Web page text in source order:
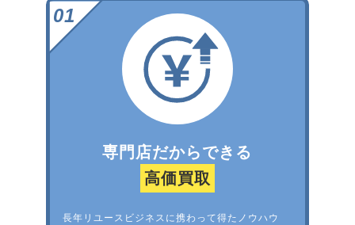
専門店だからできる
高価買取
長年リユースビジネスに携わって得たノウハウ